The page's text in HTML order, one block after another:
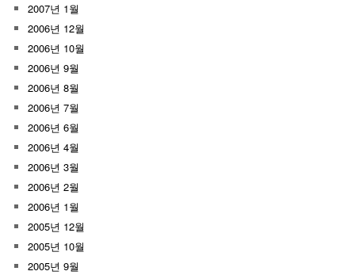
2007년 1월
2006년 12월
2006년 10월
2006년 9월
2006년 8월
2006년 7월
2006년 6월
2006년 4월
2006년 3월
2006년 2월
2006년 1월
2005년 12월
2005년 10월
2005년 9월